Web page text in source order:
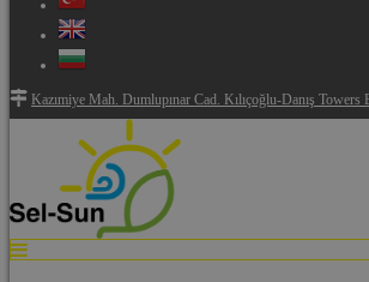
Kazımiye Mah. Dumlupınar Cad. Kılıçoğlu-Danış